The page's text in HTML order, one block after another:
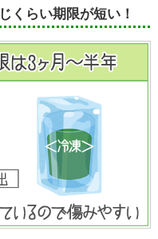
くらい期限が短い！